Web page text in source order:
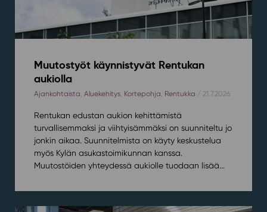
Muutostyöt käynnistyvät Rentukan
aukiolla
Ajankohtaista, Aluekehitys, Kortepohja, Rentukka / 21.7.2026
Rentukan edustan aukion kehittämistä
turvallisemmaksi ja viihtyisämmäksi on suunniteltu jo
jonkin aikaa. Suunnitelmista on käyty keskustelua
myös Kylän asukastoimikunnan kanssa.
Muutostöiden yhteydessä aukiolle tuodaan lisää...